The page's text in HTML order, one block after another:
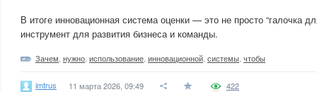
В итоге инновационная система оценки — это не просто “галочка
инструмент для развития бизнеса и команды.
Зачем нужно использование инновационной системы чтобы
imtrus 11 марта 2026, 09:49 422